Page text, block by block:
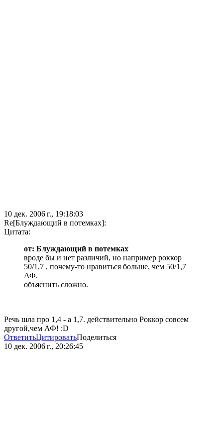
10 дек. 2006 г., 19:18:03
Re[Блуждающий в потемках]:
Цитата:
от: Блуждающий в потемках
вроде бы и нет различий, но например роккор
50/1,7 , почему-то нравиться больше, чем 50/1,7
АФ.
объяснить сложно.
Речь шла про 1,4 - а 1,7. действительно Роккор совсем
другой,чем АФ! :D
ОтветитьЦитироватьПоделиться
10 дек. 2006 г., 20:26:45